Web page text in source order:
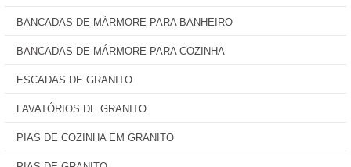
BANCADAS DE MÁRMORE PARA BANHEIRO
BANCADAS DE MÁRMORE PARA COZINHA
ESCADAS DE GRANITO
LAVATÓRIOS DE GRANITO
PIAS DE COZINHA EM GRANITO